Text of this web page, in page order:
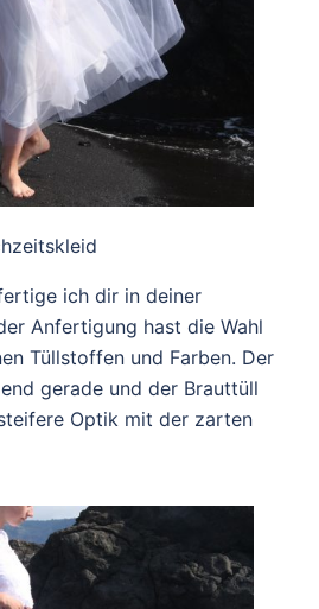
ich dir in deiner
Anfertigung hast die Wahl
Tüllstoffen und Farben. Der
gerade und der Brauttüll
Optik mit der zarten